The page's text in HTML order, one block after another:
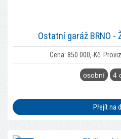
Ostatní garáž BRNO -
Cena: 850.000,-Kč.
osobní 4
Přejít na